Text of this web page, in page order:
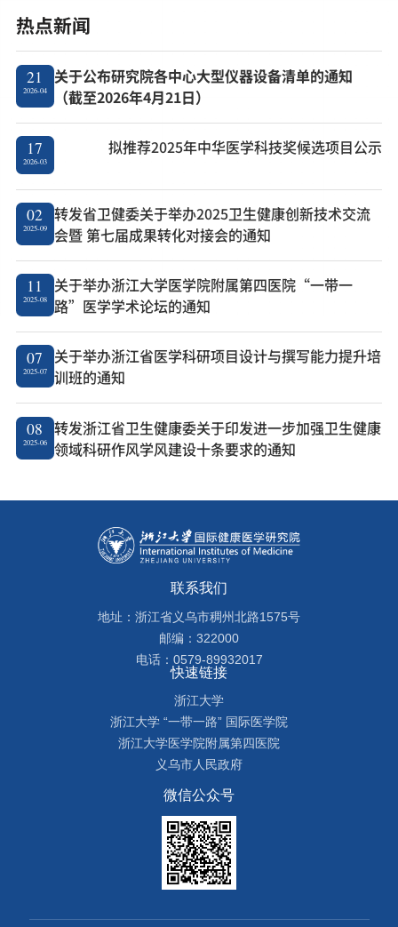
热点新闻
21
2026-04
关于公布研究院各中心大型仪器设备清单的通知
（截至2026年4月21日）
17
2026-03
拟推荐2025年中华医学科技奖候选项目公示
02
2025-09
转发省卫健委关于举办2025卫生健康创新技术交流
会暨 第七届成果转化对接会的通知
11
2025-08
关于举办浙江大学医学院附属第四医院“一带一
路”医学学术论坛的通知
07
2025-07
关于举办浙江省医学科研项目设计与撰写能力提升培
训班的通知
08
2025-06
转发浙江省卫生健康委关于印发进一步加强卫生健康
领域科研作风学风建设十条要求的通知
联系我们
地址：浙江省义乌市稠州北路1575号
邮编：322000
电话：0579-89932017
快速链接
浙江大学
浙江大学 “一带一路” 国际医学院
浙江大学医学院附属第四医院
义乌市人民政府
微信公众号